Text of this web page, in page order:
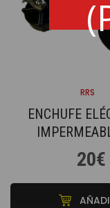
RRS
ENCHUFE
CARRIL DE
POLOS
20€